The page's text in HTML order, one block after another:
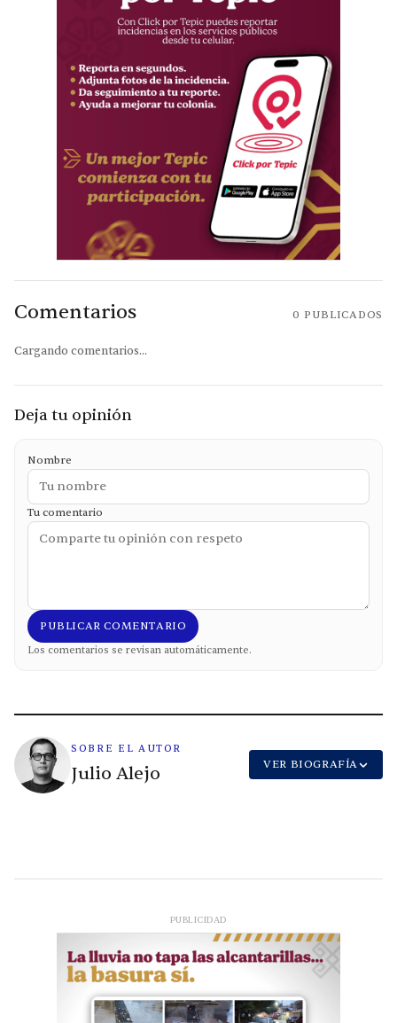
Comentarios 0 PUBLICADOS
Cargando comentarios...
Deja tu opinión
Nombre
Tu comentario
PUBLICAR COMENTARIO
Los comentarios se revisan automáticamente.
SOBRE EL AUTOR
Julio Alejo VER BIOGRAFÍA
PUBLICIDAD